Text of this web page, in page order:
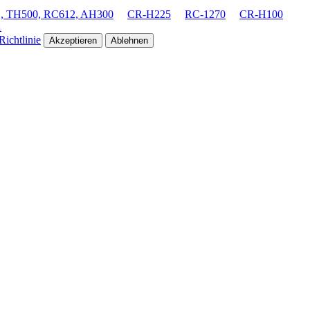
RC612, AH300 CR-H225 RC-1270
CR-H100
Akzeptieren Ablehnen